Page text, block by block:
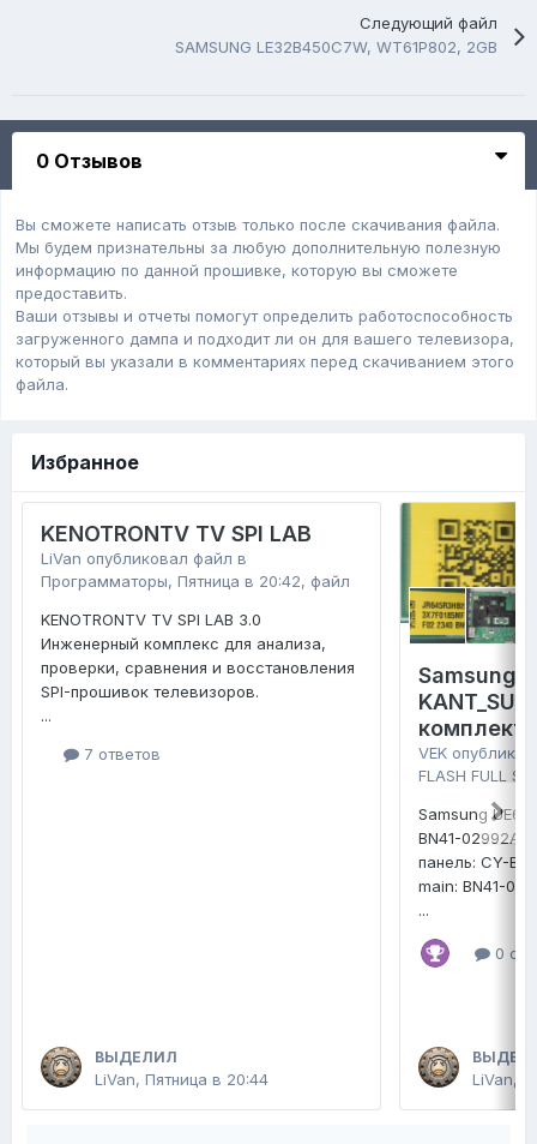
Следующий файл
SAMSUNG LE32B450C7W, WT61P802, 2GB
0 Отзывов
Вы сможете написать отзыв только после скачивания файла.
Мы будем признательны за любую дополнительную полезную
информацию по данной прошивке, которую вы сможете
предоставить.
Ваши отзывы и отчеты помогут определить работоспособность
загруженного дампa и подходит ли он для вашего телевизора,
который вы указали в комментариях перед скачиванием этого
файла.
Избранное
KENOTRONTV TV SPI LAB
LiVan опубликовал файл в
Программаторы, Пятница в 20:42, файл
KENOTRONTV TV SPI LAB 3.0
Инженерный комплекс для анализа,
проверки, сравнения и восстановления
SPI-прошивок телевизоров.
...
7 ответов
ВЫДЕЛИЛ
LiVan, Пятница в 20:44
Samsung
комплект
VEK
FLASH FULL
Samsung
BN41-02992A
панель: CY-
main: BN41-
...
0
LiVan,